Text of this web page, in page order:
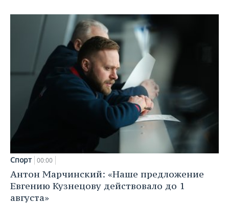
Спорт 00:00
Антон Марчинский: «Наше предложение
Евгению Кузнецову действовало до 1
августа»